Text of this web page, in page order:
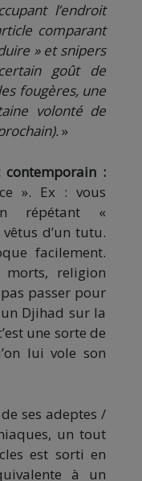
l’endroit
comparant
» et snipers
goût de
fougères, une
volonté de
»
contemporain :
». Ex : vous
répétant «
d’un tutu.
facilement.
morts, religion
passer pour
Djihad sur la
une sorte de
lui vole son
ses adeptes /
un tout
est sorti en
à un